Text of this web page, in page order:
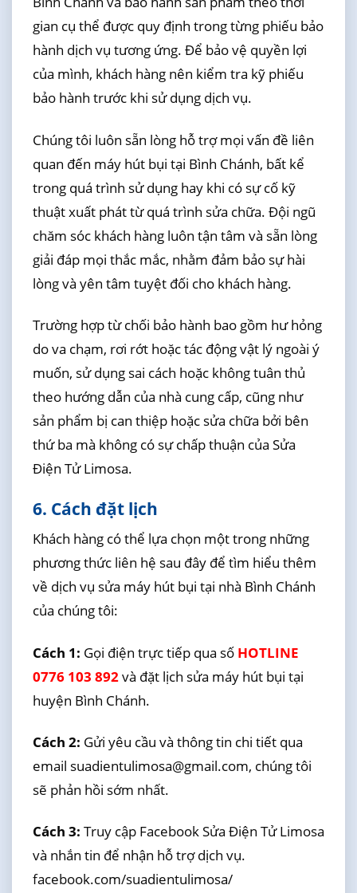
gian cụ thể được quy định trong từng phiếu bảo
hành dịch vụ tương ứng. Để bảo vệ quyền lợi
của mình, khách hàng nên kiểm tra kỹ phiếu
bảo hành trước khi sử dụng dịch vụ.
Chúng tôi luôn sẵn lòng hỗ trợ mọi vấn đề liên
quan đến máy hút bụi tại Bình Chánh, bất kể
trong quá trình sử dụng hay khi có sự cố kỹ
thuật xuất phát từ quá trình sửa chữa. Đội ngũ
chăm sóc khách hàng luôn tận tâm và sẵn lòng
giải đáp mọi thắc mắc, nhằm đảm bảo sự hài
lòng và yên tâm tuyệt đối cho khách hàng.
Trường hợp từ chối bảo hành bao gồm hư hỏng
do va chạm, rơi rớt hoặc tác động vật lý ngoài ý
muốn, sử dụng sai cách hoặc không tuân thủ
theo hướng dẫn của nhà cung cấp, cũng như
sản phẩm bị can thiệp hoặc sửa chữa bởi bên
thứ ba mà không có sự chấp thuận của Sửa
Điện Tử Limosa.
6. Cách đặt lịch
Khách hàng có thể lựa chọn một trong những
phương thức liên hệ sau đây để tìm hiểu thêm
về dịch vụ sửa máy hút bụi tại nhà Bình Chánh
của chúng tôi:
Cách 1: Gọi điện trực tiếp qua số HOTLINE
0776 103 892và đặt lịch sửa máy hút bụi tại
huyện Bình Chánh.
Cách 2: Gửi yêu cầu và thông tin chi tiết qua
email suadientulimosa@gmail.com, chúng tôi
sẽ phản hồi sớm nhất.
Cách 3: Truy cập Facebook Sửa Điện Tử Limosa
và nhắn tin để nhận hỗ trợ dịch vụ.
facebook.com/suadientulimosa/